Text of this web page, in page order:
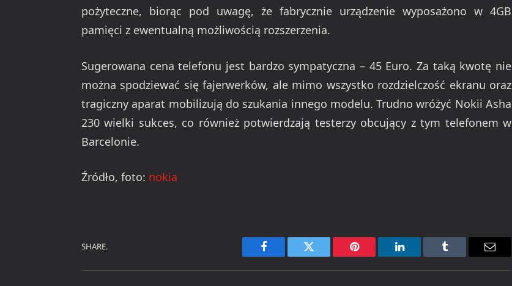
pożyteczne, biorąc pod uwagę, że fabrycznie urządzenie wyposażono w 4GB
pamięci z ewentualną możliwością rozszerzenia.
Sugerowana cena telefonu jest bardzo sympatyczna – 45 Euro. Za taką kwotę nie
można spodziewać się fajerwerków, ale mimo wszystko rozdzielczość ekranu oraz
tragiczny aparat mobilizują do szukania innego modelu. Trudno wróżyć Nokii Asha
230 wielki sukces, co również potwierdzają testerzy obcujący z tym telefonem w
Barcelonie.
Źródło, foto: nokia
SHARE.
Facebook Twitter Pinterest LinkedIn Tumblr Email